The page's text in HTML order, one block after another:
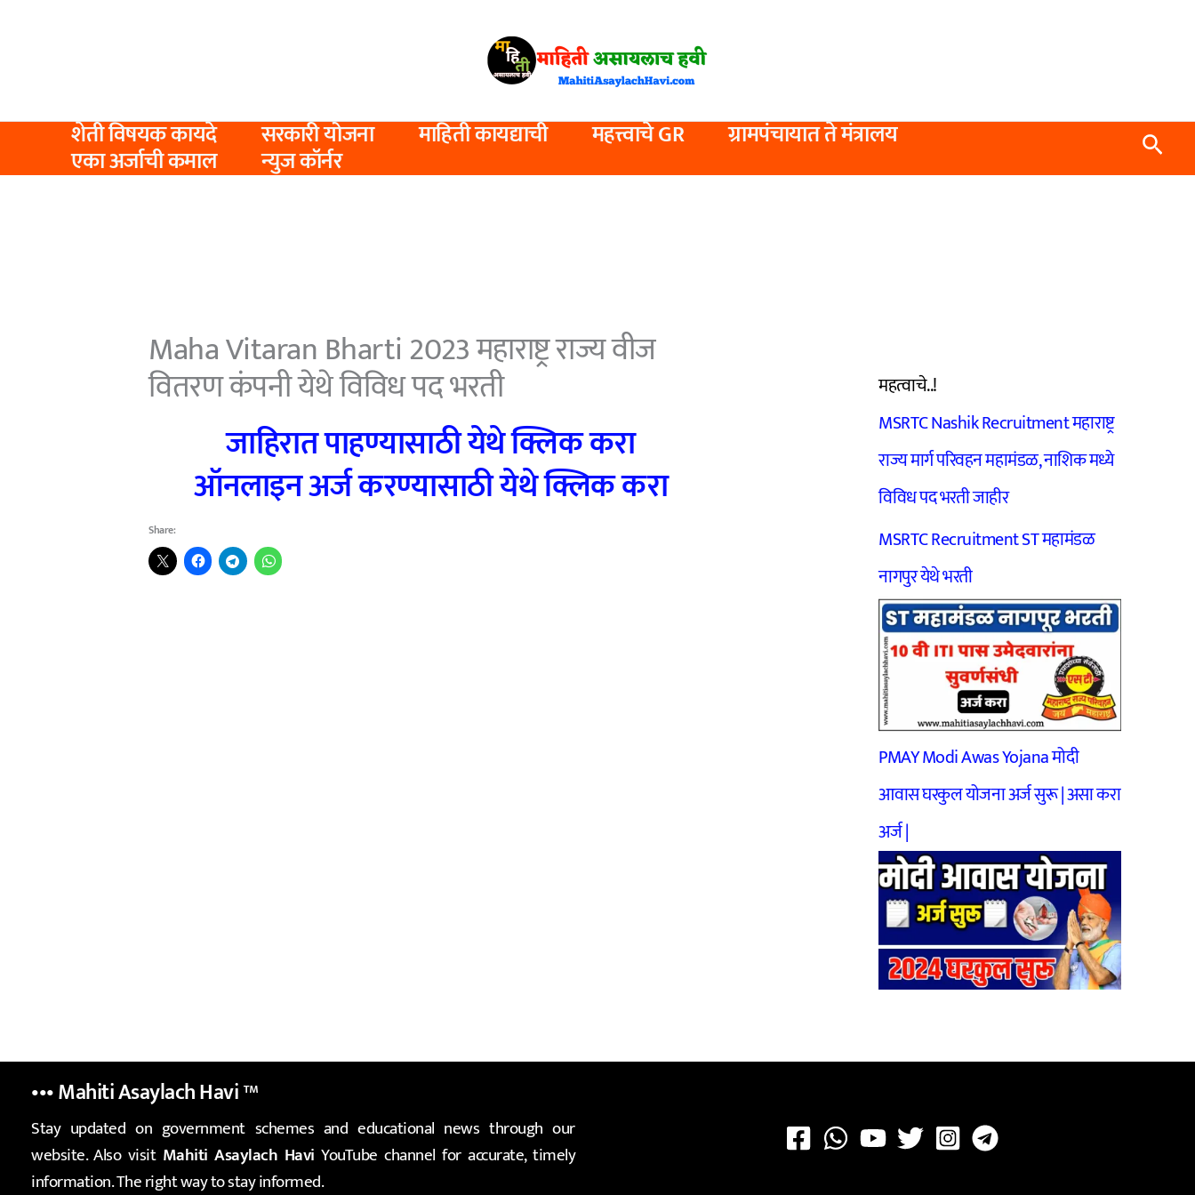
शेती विषयक कायदे सरकारी योजना माहिती कायद्याची महत्त्वाचे GR ग्रामपंचायात ते मंत्रालय
एका अर्जाची कमाल न्युज कॉर्नर
Maha Vitaran Bharti 2023 महाराष्ट्र राज्य वीज
वितरण कंपनी येथे विविध पद भरती
जाहिरात पाहण्यासाठी येथे क्लिक करा
ऑनलाइन अर्ज करण्यासाठी येथे क्लिक करा
Share:
महत्वाचे..!
MSRTC Nashik Recruitment महाराष्ट्र
राज्य मार्ग परिवहन महामंडळ, नाशिक मध्ये
विविध पद भरती जाहीर
MSRTC Recruitment ST महामंडळ
नागपुर येथे भरती
PMAY Modi Awas Yojana मोदी
आवास घरकुल योजना अर्ज सुरू | असा करा
अर्ज |
••• Mahiti Asaylach Havi™
Stay updated on government schemes and educational news through our
website. Also visit Mahiti Asaylach Havi YouTube channel for accurate, timely
information. The right way to stay informed.